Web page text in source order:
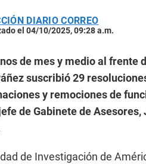
DIARIO CORREO
el 04/10/2025, 09:28 a.m.
de mes y medio al
suscribió 29
y remociones de
de Gabinete de
de Investigación de